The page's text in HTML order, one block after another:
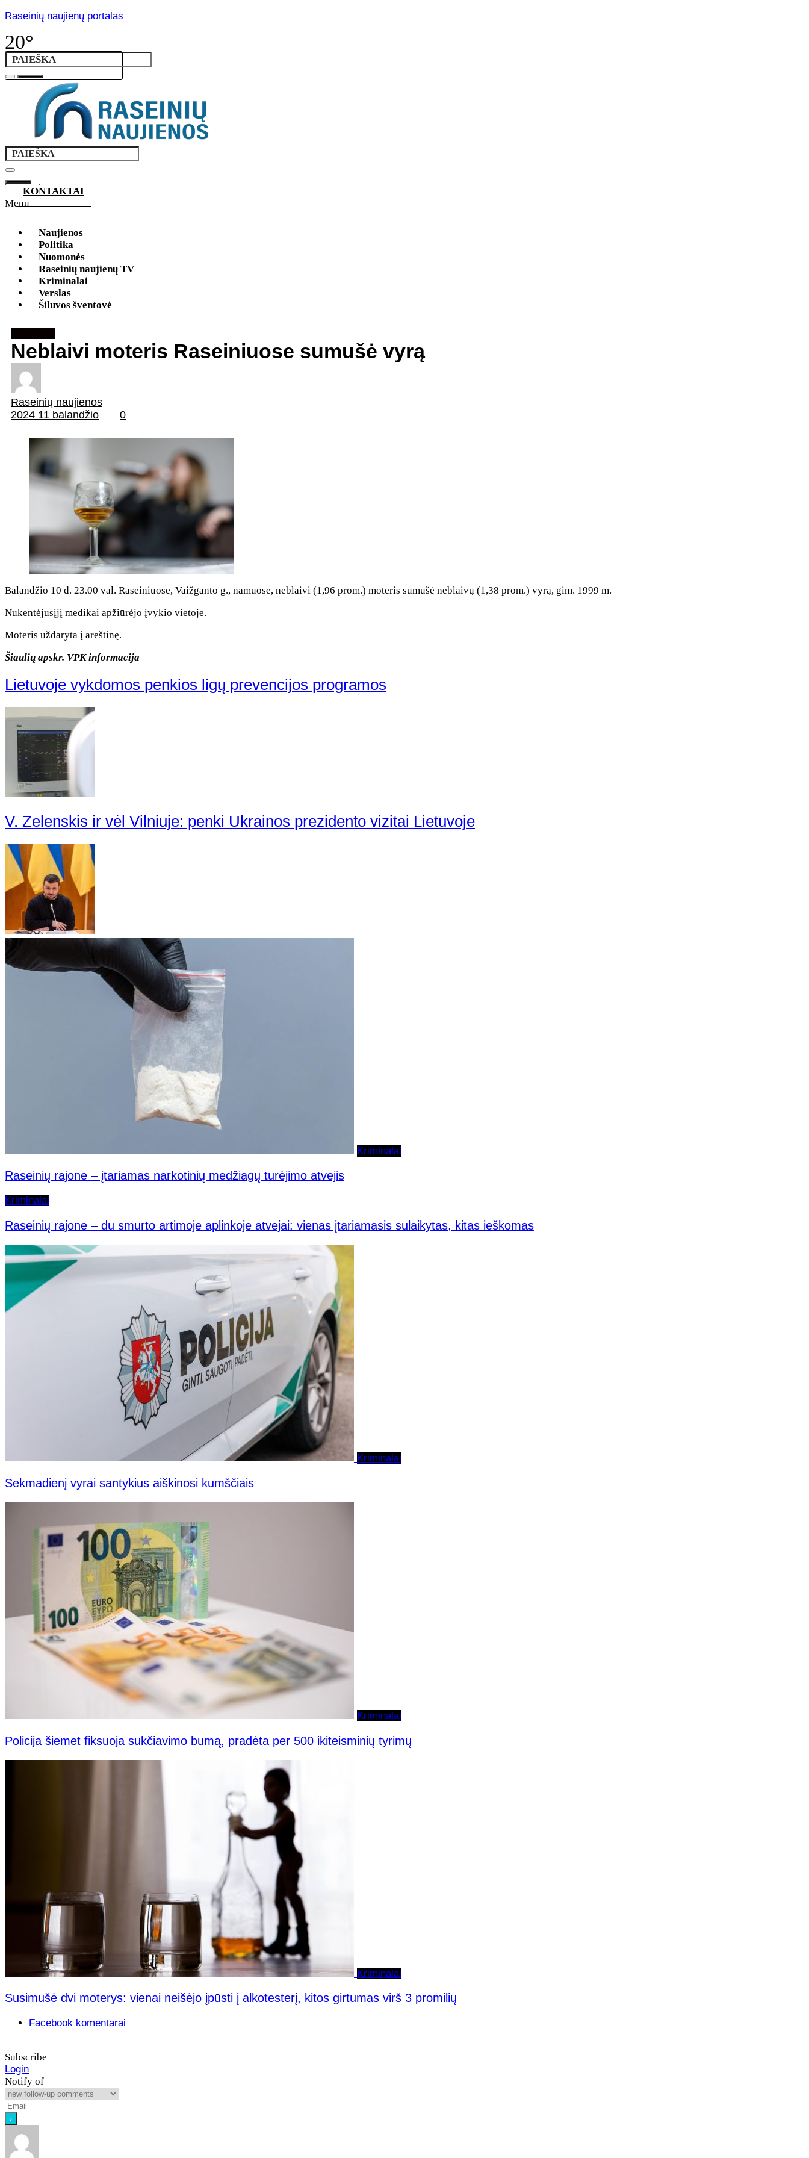
Raseinių naujienų portalas
20°
KONTAKTAI
Menu
Naujienos
Politika
Nuomonės
Raseinių naujienų TV
Kriminalai
Verslas
Šiluvos šventovė
Neblaivi moteris Raseiniuose sumušė vyrą
Raseinių naujienos
2024 11 balandžio
0
Balandžio 10 d. 23.00 val. Raseiniuose, Vaižganto g., namuose, neblaivi (1,96 prom.) moteris sumušė neblaivų (1,38 prom.) vyrą, gim. 1999 m.
Nukentėjusįjį medikai apžiūrėjo įvykio vietoje.
Moteris uždaryta į areštinę.
Šiaulių apskr. VPK informacija
Lietuvoje vykdomos penkios ligų prevencijos programos
V. Zelenskis ir vėl Vilniuje: penki Ukrainos prezidento vizitai Lietuvoje
Kriminalai
Raseinių rajone – įtariamas narkotinių medžiagų turėjimo atvejis
Kriminalai
Raseinių rajone – du smurto artimoje aplinkoje atvejai: vienas įtariamasis sulaikytas, kitas ieškomas
Kriminalai
Sekmadienį vyrai santykius aiškinosi kumščiais
Kriminalai
Policija šiemet fiksuoja sukčiavimo bumą, pradėta per 500 ikiteisminių tyrimų
Kriminalai
Susimušė dvi moterys: vienai neišėjo įpūsti į alkotesterį, kitos girtumas virš 3 promilių
Facebook komentarai
Subscribe
Login
Notify of